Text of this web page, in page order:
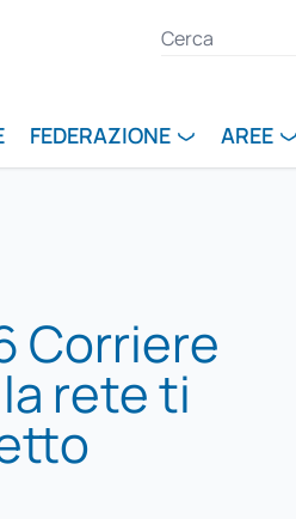
FEDERAZIONE AREE
Corriere
rete ti